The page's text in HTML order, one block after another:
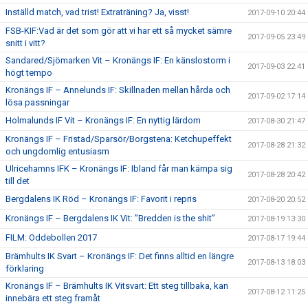
Inställd match, vad trist! Extraträning? Ja, visst! 2017-09-10 20:44
FSB-KIF:Vad är det som gör att vi har ett så mycket sämre
snitt i vitt?
2017-09-05 23:49
Sandared/Sjömarken Vit – Kronängs IF: En känslostorm i
högt tempo
2017-09-03 22:41
Kronängs IF – Annelunds IF: Skillnaden mellan hårda och
lösa passningar
2017-09-02 17:14
Holmalunds IF Vit – Kronängs IF: En nyttig lärdom 2017-08-30 21:47
Kronängs IF – Fristad/Sparsör/Borgstena: Ketchupeffekt
och ungdomlig entusiasm
2017-08-28 21:32
Ulricehamns IFK – Kronängs IF: Ibland får man kämpa sig
till det
2017-08-28 20:42
Bergdalens IK Röd – Kronängs IF: Favorit i repris 2017-08-20 20:52
Kronängs IF – Bergdalens IK Vit: ”Bredden is the shit” 2017-08-19 13:30
FILM: Oddebollen 2017 2017-08-17 19:44
Brämhults IK Svart – Kronängs IF: Det finns alltid en längre
förklaring
2017-08-13 18:03
Kronängs IF – Brämhults IK Vitsvart: Ett steg tillbaka, kan
innebära ett steg framåt
2017-08-12 11:25